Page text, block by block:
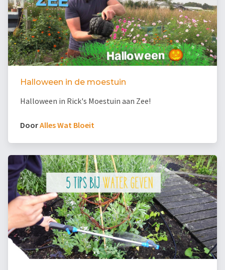
Halloween in de moestuin
Halloween in Rick's Moestuin aan Zee!
DoorAlles Wat Bloeit